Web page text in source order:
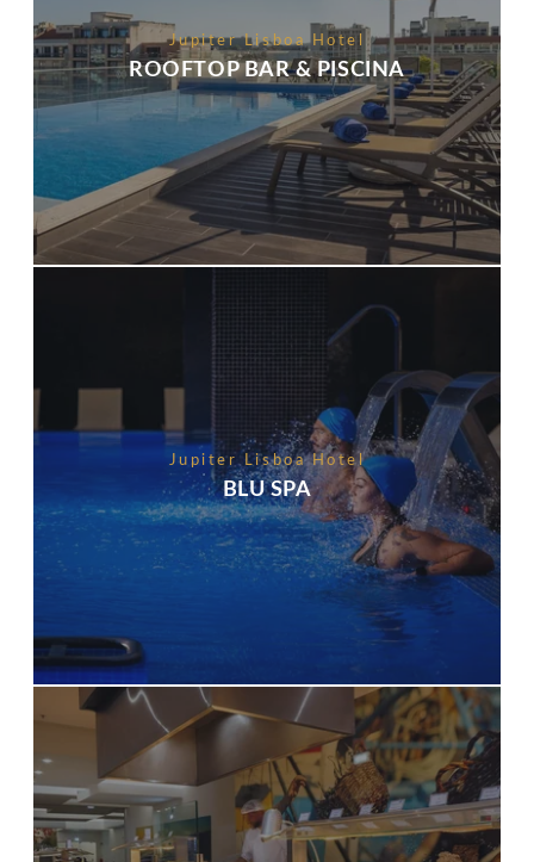
Jupiter Lisboa Hotel
ROOFTOP BAR & PISCINA
Jupiter Lisboa Hotel
BLU SPA